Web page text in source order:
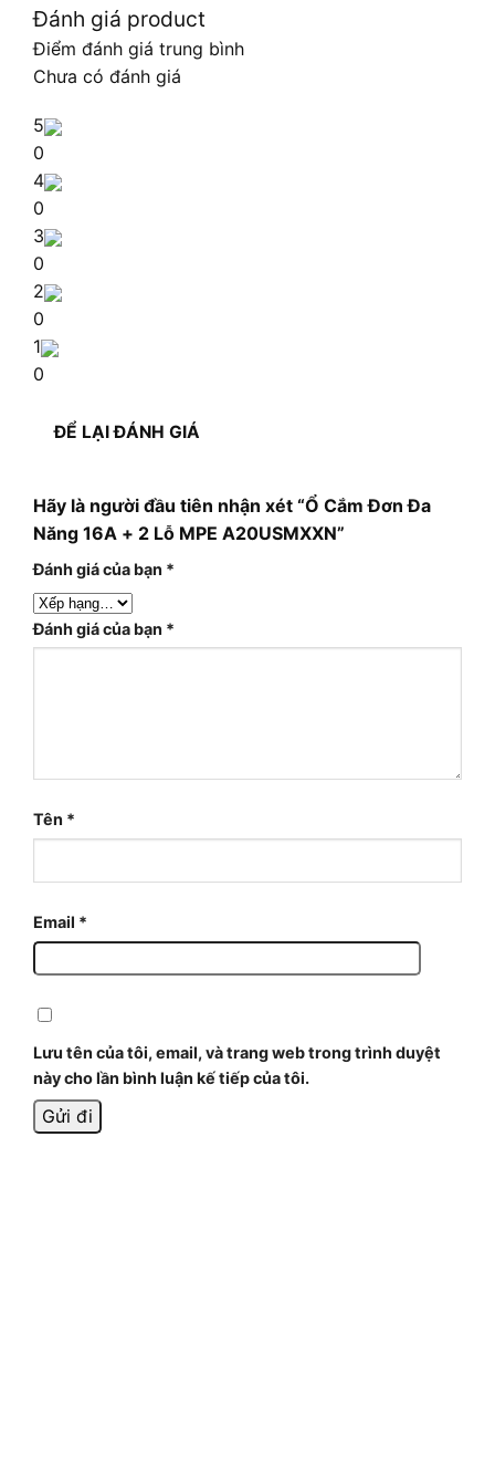
Đánh giá product
Điểm đánh giá trung bình
Chưa có đánh giá
5
0
4
0
3
0
2
0
1
0
ĐỂ LẠI ĐÁNH GIÁ
Hãy là người đầu tiên nhận xét “Ổ Cắm Đơn Đa
Năng 16A + 2 Lỗ MPE A20USMXXN”
Đánh giá của bạn *
Đánh giá của bạn *
Tên *
Email *
Lưu tên của tôi, email, và trang web trong trình duyệt
này cho lần bình luận kế tiếp của tôi.